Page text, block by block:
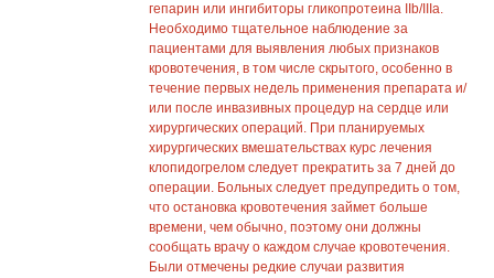
гепарин или ингибиторы гликопротеина IIb/IIIа.
Необходимо тщательное наблюдение за
пациентами для выявления любых признаков
кровотечения, в том числе скрытого, особенно в
течение первых недель применения препарата и/
или после инвазивных процедур на сердце или
хирургических операций. При планируемых
хирургических вмешательствах курс лечения
клопидогрелом следует прекратить за 7 дней до
операции. Больных следует предупредить о том,
что остановка кровотечения займет больше
времени, чем обычно, поэтому они должны
сообщать врачу о каждом случае кровотечения.
Были отмечены редкие случаи развития